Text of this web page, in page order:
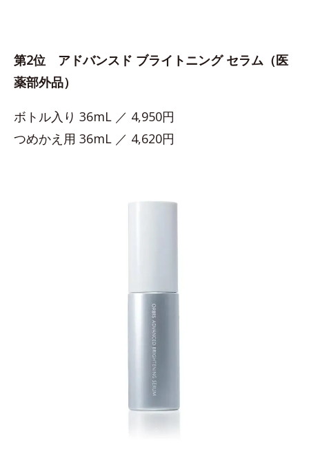
第2位 アドバンスド ブライトニング セラム（医
薬部外品）
ボトル入り 36mL ／ 4,950円
つめかえ用 36mL ／ 4,620円